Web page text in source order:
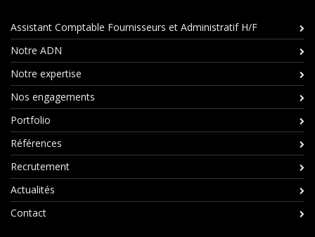
Assistant Comptable Fournisseurs et Administratif H/F
Notre ADN
Notre expertise
Nos engagements
Portfolio
Références
Recrutement
Actualités
Contact